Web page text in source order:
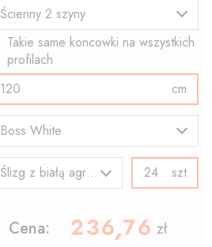
Ścienny 2 szyny
Takie same koncowki na wszystkich
profilach
cm
Boss White
Ślizg z białą agrafką szt
Cena: , zł